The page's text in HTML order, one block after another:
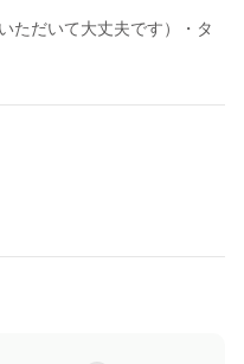
ただいて大丈夫です）・タ